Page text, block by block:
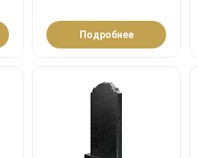
Подробнее